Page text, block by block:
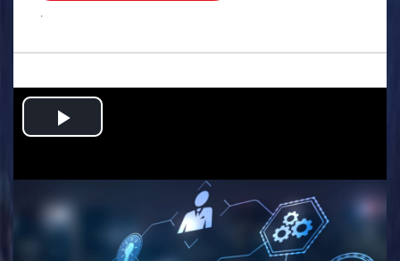
.
Play
Video